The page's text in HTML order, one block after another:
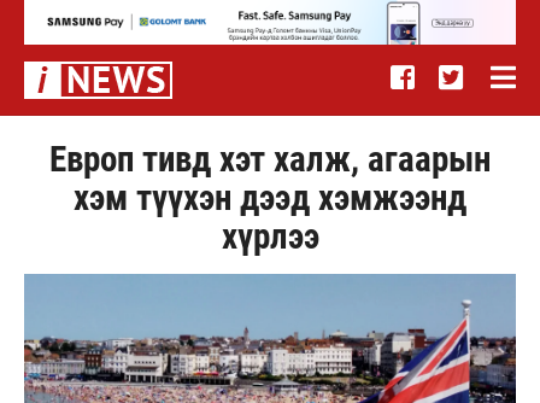
Европ тивд хэт халж, агаарын
хэм түүхэн дээд хэмжээнд
хүрлээ